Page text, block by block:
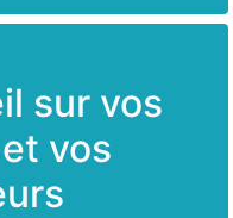
sur vos
vos